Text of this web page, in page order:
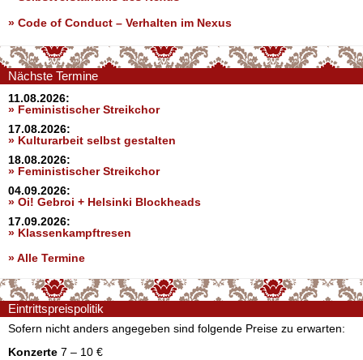
» Code of Conduct – Verhalten im Nexus
Nächste Termine
11.08.2026:
» Feministischer Streikchor
17.08.2026:
» Kulturarbeit selbst gestalten
18.08.2026:
» Feministischer Streikchor
04.09.2026:
» Oi! Gebroi + Helsinki Blockheads
17.09.2026:
» Klassenkampftresen
» Alle Termine
Eintrittspreispolitik
Sofern nicht anders angegeben sind folgende Preise zu erwarten:
Konzerte 7 – 10 €